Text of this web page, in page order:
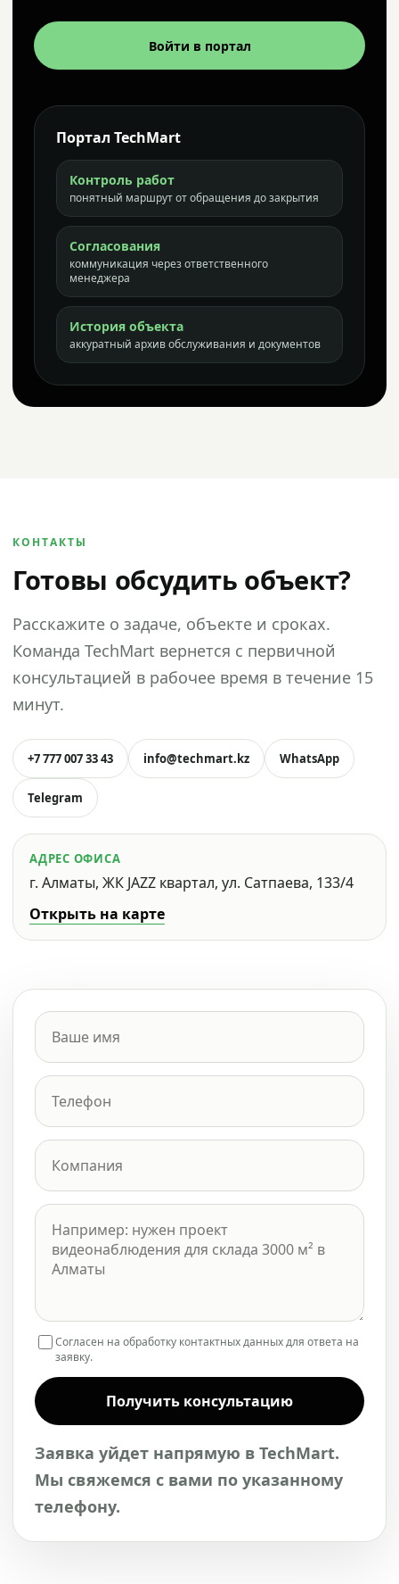
Войти в портал
Портал TechMart
Контроль работ
понятный маршрут от обращения до закрытия
Согласования
коммуникация через ответственного
менеджера
История объекта
аккуратный архив обслуживания и документов
КОНТАКТЫ
Готовы обсудить объект?
Расскажите о задаче, объекте и сроках.
Команда TechMart вернется с первичной
консультацией в рабочее время в течение 15
минут.
+7 777 007 33 43 info@techmart.kz WhatsApp
Telegram
АДРЕС ОФИСА
г. Алматы, ЖК JAZZ квартал, ул. Сатпаева, 133/4
Открыть на карте
Согласен на обработку контактных данных для ответа на
заявку.
Получить консультацию
Заявка уйдет напрямую в TechMart.
Мы свяжемся с вами по указанному
телефону.